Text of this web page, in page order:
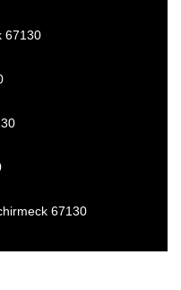
67130
67130